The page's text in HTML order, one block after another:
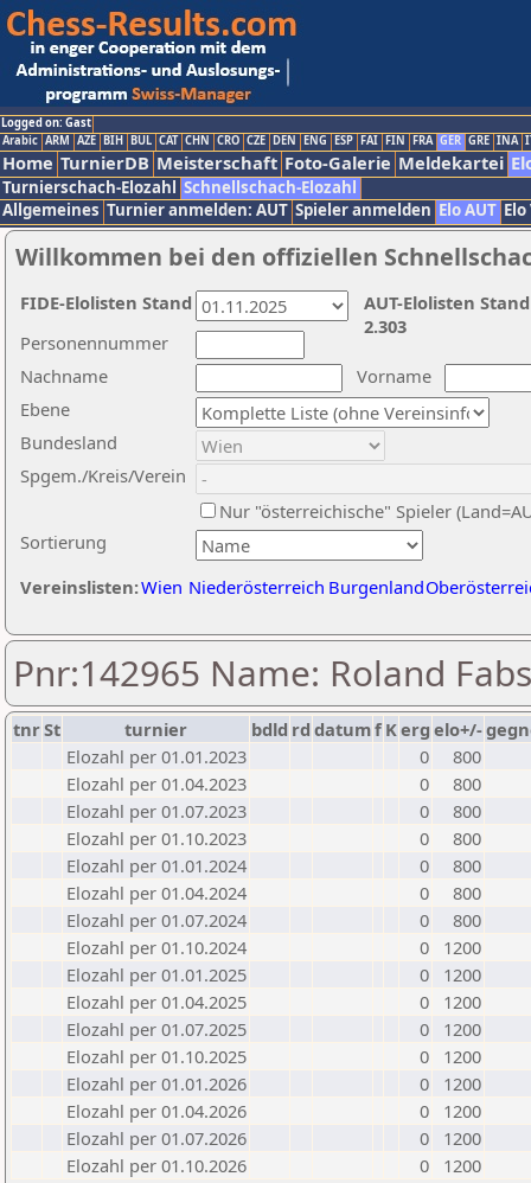
Logged on: Gast
Arabic ARM AZE BIH BUL CAT CHN CRO CZE DEN ENG ESP FAI FIN FRA GER GRE INA
Home TurnierDB Meisterschaft Foto-Galerie Meldekartei
Turnierschach-Elozahl Schnellschach-Elozahl
Allgemeines Turnier anmelden: AUT Spieler anmelden Elo AUT
Willkommen bei den offiziellen
Nachname
Vorname
Ebene
Sortierung
Personennummer
Bundesland
Spgem./Kreis/Verein
Nur "österreichische" Spieler
Vereinslisten:Wien Niederösterreich Burgenland
AUT-Elolisten
2.303
FIDE-Elolisten Stand
Pnr:142965 Name: Roland
tnrSt turnier bdld rd datumf Kerg elo+/-
Elozahl per 01.01.2023
0
800
Elozahl per 01.04.2023
0
800
Elozahl per 01.07.2023
0
800
Elozahl per 01.10.2023
0
800
Elozahl per 01.01.2024
0
800
Elozahl per 01.04.2024
0
800
Elozahl per 01.07.2024
0
800
Elozahl per 01.10.2024
0
1200
Elozahl per 01.01.2025
0
1200
Elozahl per 01.04.2025
0
1200
Elozahl per 01.07.2025
0
1200
Elozahl per 01.10.2025
0
1200
Elozahl per 01.01.2026
0
1200
Elozahl per 01.04.2026
0
1200
Elozahl per 01.07.2026
0
1200
Elozahl per 01.10.2026
0 1200